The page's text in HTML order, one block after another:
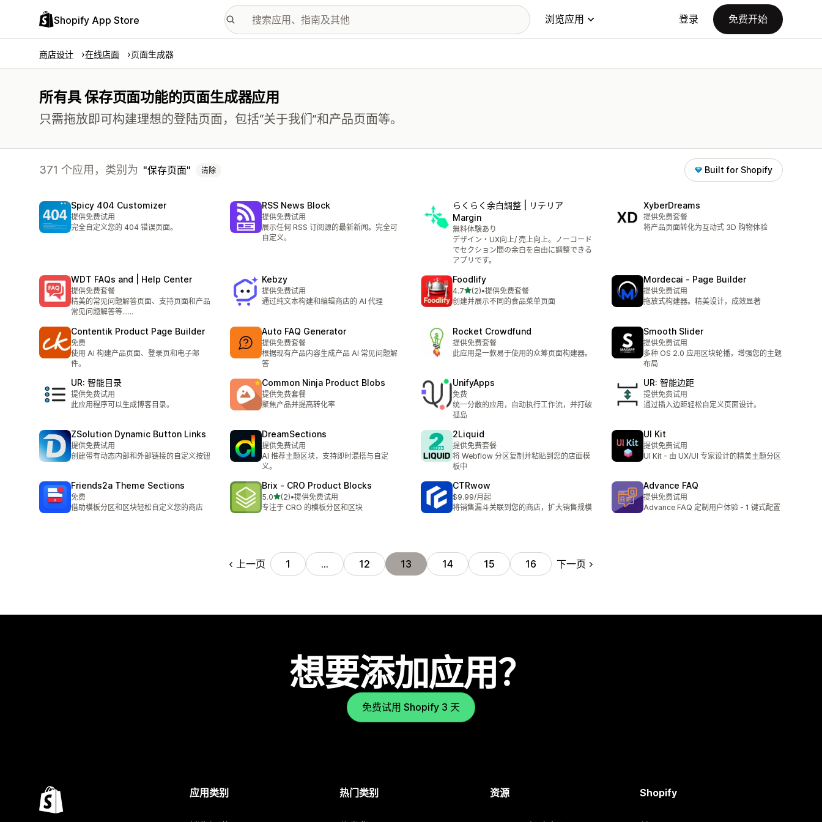
Shopify App Store 浏览应用 登录 免费开始
商店设计 在线店面 页面生成器
所有具 保存页面功能的页面生成器应用
只需拖放即可构建理想的登陆页面，包括“关于我们”和产品页面等。
371 个应用，类别为 保存页面 清除 Built for Shopify
Spicy 404 Customizer
提供免费试用
完全自定义您的 404 错误页面。
RSS News Block
提供免费试用
展示任何 RSS 订阅源的最新新闻。完全可
自定义。
らくらく余白調整 | リテリア
Margin
無料体験あり
デザイン・UX向上/ 売上向上。ノーコード
でセクション間の余白を自由に調整できる
アプリです。
XyberDreams
提供免费套餐
将产品页面转化为互动式 3D 购物体验
WDT FAQs and | Help Center
提供免费套餐
精美的常见问题解答页面、支持页面和产品
常见问题解答等……
Kebzy
提供免费试用
通过纯文本构建和编辑商店的 AI 代理
Foodlify
4.7星（满分 5 星）
(2)
总共 2 条评论
•提供免费套餐
创建并展示不同的食品菜单页面
Mordecai ‑ Page Builder
提供免费试用
拖放式构建器。精美设计，成效显著
Contentik Product Page Builder
免费
使用 AI 构建产品页面、登录页和电子邮
件。
Auto FAQ Generator
提供免费套餐
根据现有产品内容生成产品 AI 常见问题解
答
Rocket Crowdfund
提供免费套餐
此应用是一款易于使用的众筹页面构建器。
Smooth Slider
提供免费试用
多种 OS 2.0 应用区块轮播，增强您的主题
布局
UR: 智能目录
提供免费试用
此应用程序可以生成博客目录。
Common Ninja Product Blobs
提供免费套餐
聚焦产品并提高转化率
UnifyApps
免费
统一分散的应用，自动执行工作流，并打破
孤岛
UR: 智能边距
提供免费试用
通过插入边距轻松自定义页面设计。
ZSolution Dynamic Button Links
提供免费试用
创建带有动态内部和外部链接的自定义按钮
DreamSections
提供免费试用
AI 推荐主题区块，支持即时混搭与自定
义。
2Liquid
提供免费套餐
将 Webflow 分区复制并粘贴到您的店面模
板中
UI Kit
提供免费试用
UI Kit - 由 UX/UI 专家设计的精美主题分区
Friends2a Theme Sections
免费
借助模板分区和区块轻松自定义您的商店
Brix ‑ CRO Product Blocks
5.0星（满分 5 星）
(2)
总共 2 条评论
•提供免费试用
专注于 CRO 的模板分区和区块
CTRwow
$9.99/月起
将销售漏斗关联到您的商店，扩大销售规模
Advance FAQ
提供免费试用
Advance FAQ 定制用户体验 - 1 键式配置
上一页 1 … 12 13 14 15 16 下一页
想要添加应用？
免费试用 Shopify 3 天
应用类别 热门类别 资源 Shopify